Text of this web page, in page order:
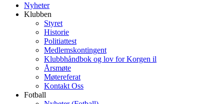
Nyheter
Klubben
Styret
Historie
Politiattest
Medlemskontingent
Klubbhåndbok og lov for Korgen il
Årsmøte
Møtereferat
Kontakt Oss
Fotball